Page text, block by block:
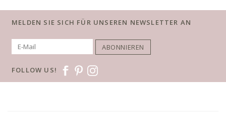
MELDEN SIE SICH FÜR UNSEREN NEWSLETTER AN
ABONNIEREN
FOLLOW US!